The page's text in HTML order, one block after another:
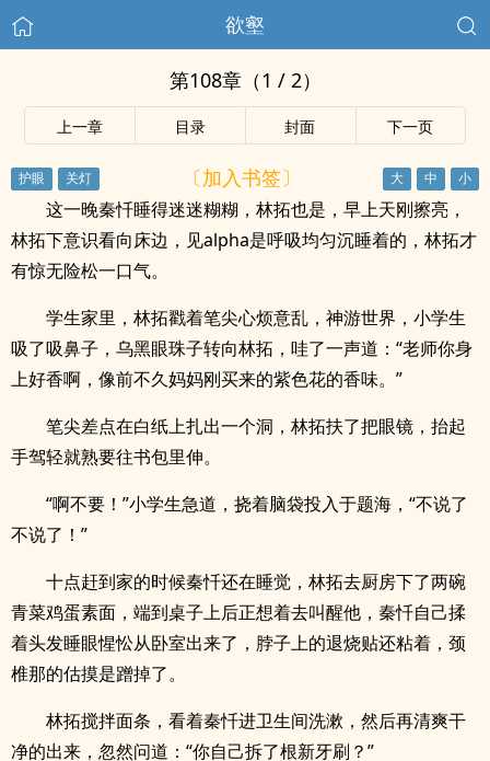
欲壑
第108章（1 / 2）
上一章 目录 封面 下一页
〔加入书签〕
这一晚秦忏睡得迷迷糊糊，林拓也是，早上天刚擦亮，
林拓下意识看向床边，见alpha是呼吸均匀沉睡着的，林拓才
有惊无险松一口气。
学生家里，林拓戳着笔尖心烦意乱，神游世界，小学生
吸了吸鼻子，乌黑眼珠子转向林拓，哇了一声道：“老师你身
上好香啊，像前不久妈妈刚买来的紫色花的香味。”
笔尖差点在白纸上扎出一个洞，林拓扶了把眼镜，抬起
手驾轻就熟要往书包里伸。
“啊不要！”小学生急道，挠着脑袋投入于题海，“不说了
不说了！”
十点赶到家的时候秦忏还在睡觉，林拓去厨房下了两碗
青菜鸡蛋素面，端到桌子上后正想着去叫醒他，秦忏自己揉
着头发睡眼惺忪从卧室出来了，脖子上的退烧贴还粘着，颈
椎那的估摸是蹭掉了。
林拓搅拌面条，看着秦忏进卫生间洗漱，然后再清爽干
净的出来，忽然问道：“你自己拆了根新牙刷？”